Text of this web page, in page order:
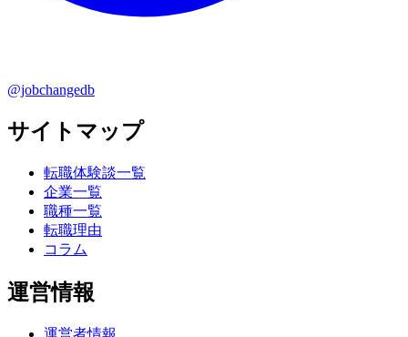
@jobchangedb
サイトマップ
転職体験談一覧
企業一覧
職種一覧
転職理由
コラム
運営情報
運営者情報